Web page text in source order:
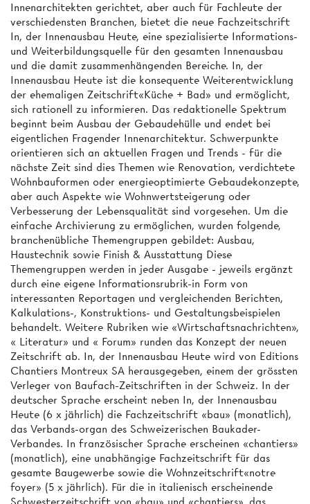
Innenarchitekten gerichtet, aber auch für Fachleute der
verschiedensten Branchen, bietet die neue Fachzeitschrift
In, der Innenausbau Heute, eine spezialisierte Informations-
und Weiterbildungsquelle für den gesamten Innenausbau
und die damit zusammenhängenden Bereiche. In, der
Innenausbau Heute ist die konsequente Weiterentwicklung
der ehemaligen Zeitschrift«Küche + Bad» und ermöglicht,
sich rationell zu informieren. Das redaktionelle Spektrum
beginnt beim Ausbau der Gebaudehülle und endet bei
eigentlichen Fragender Innenarchitektur. Schwerpunkte
orientieren sich an aktuellen Fragen und Trends - für die
nächste Zeit sind dies Themen wie Renovation, verdichtete
Wohnbauformen oder energieoptimierte Gebaudekonzepte,
aber auch Aspekte wie Wohnwertsteigerung oder
Verbesserung der Lebensqualität sind vorgesehen. Um die
einfache Archivierung zu ermöglichen, wurden folgende,
branchenübliche Themengruppen gebildet: Ausbau,
Haustechnik sowie Finish & Ausstattung Diese
Themengruppen werden in jeder Ausgabe - jeweils ergänzt
durch eine eigene Informationsrubrik-in Form von
interessanten Reportagen und vergleichenden Berichten,
Kalkulations-, Konstruktions- und Gestaltungsbeispielen
behandelt. Weitere Rubriken wie «Wirtschaftsnachrichten»,
« Literatur» und « Forum» runden das Konzept der neuen
Zeitschrift ab. In, der Innenausbau Heute wird von Editions
Chantiers Montreux SA herausgegeben, einem der grössten
Verleger von Baufach-Zeitschriften in der Schweiz. In der
deutscher Sprache erscheint neben In, der Innenausbau
Heute (6 x jährlich) die Fachzeitschrift «bau» (monatlich),
das Verbands-organ des Schweizerischen Baukader-
Verbandes. In französischer Sprache erscheinen «chantiers»
(monatlich), eine unabhängige Fachzeitschrift für das
gesamte Baugewerbe sowie die Wohnzeitschrift«notre
foyer» (5 x jährlich). Für die in italienisch erscheinende